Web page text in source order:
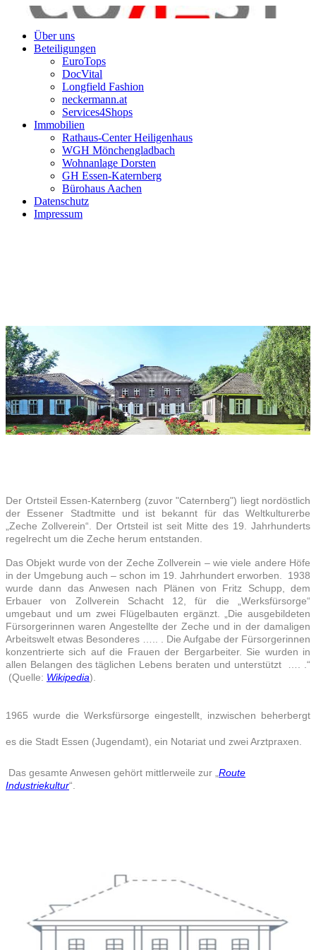
Über uns
Beteiligungen
EuroTops
DocVital
Longfield Fashion
neckermann.at
Services4Shops
Immobilien
Rathaus-Center Heiligenhaus
WGH Mönchengladbach
Wohnanlage Dorsten
GH Essen-Katernberg
Bürohaus Aachen
Datenschutz
Impressum
Der Ortsteil Essen-Katernberg (zuvor "Caternberg") liegt nordöstlich
der Essener Stadtmitte und ist bekannt für das Weltkulturerbe
„Zeche Zollverein“. Der Ortsteil ist seit Mitte des 19. Jahrhunderts
regelrecht um die Zeche herum entstanden.
Das Objekt wurde von der Zeche Zollverein – wie viele andere Höfe
in der Umgebung auch – schon im 19. Jahrhundert erworben. 1938
wurde dann das Anwesen nach Plänen von Fritz Schupp, dem
Erbauer von Zollverein Schacht 12, für die „Werksfürsorge“
umgebaut und um zwei Flügelbauten ergänzt. „Die ausgebildeten
Fürsorgerinnen waren Angestellte der Zeche und in der damaligen
Arbeitswelt etwas Besonderes ….. . Die Aufgabe der Fürsorgerinnen
konzentrierte sich auf die Frauen der Bergarbeiter. Sie wurden in
allen Belangen des täglichen Lebens beraten und unterstützt …. .“
(Quelle: Wikipedia).
1965 wurde die Werksfürsorge eingestellt, inzwischen beherbergt
es die Stadt Essen (Jugendamt), ein Notariat und zwei Arztpraxen.
Das gesamte Anwesen gehört mittlerweile zur „ Route
Industriekultur“.